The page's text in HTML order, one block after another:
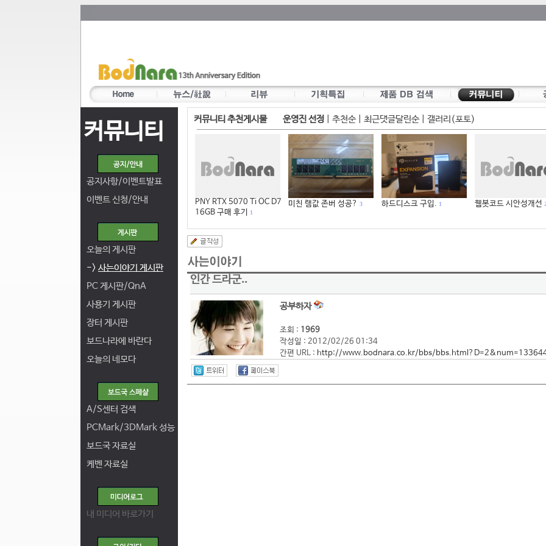
커뮤니티
공지사항/이벤트발표
이벤트 신청/안내
오늘의 게시판
-> 사는이야기 게시판
PC 게시판/QnA
사용기 게시판
장터 게시판
보드나라에 바란다
오늘의 네모다
A/S센터 검색
PCMark/3DMark 성능
보드국 자료실
케벤 자료실
내 미디어 바로가기
커뮤니티 추천게시물 운영진 선정 추천순| 최근댓글달린순| 갤러리(포토)
PNY RTX 5070 Ti OC D7
16GB 구매 후기
1
미친 램값 존버 성공? 3 하드디스크 구입. 1 웹봇코드 시안성개선 2
인간 드라군..
공부하자
조회 : 1969
작성일 : 2012/02/26 01:34
간편 URL : http://www.bodnara.co.kr/bbs/